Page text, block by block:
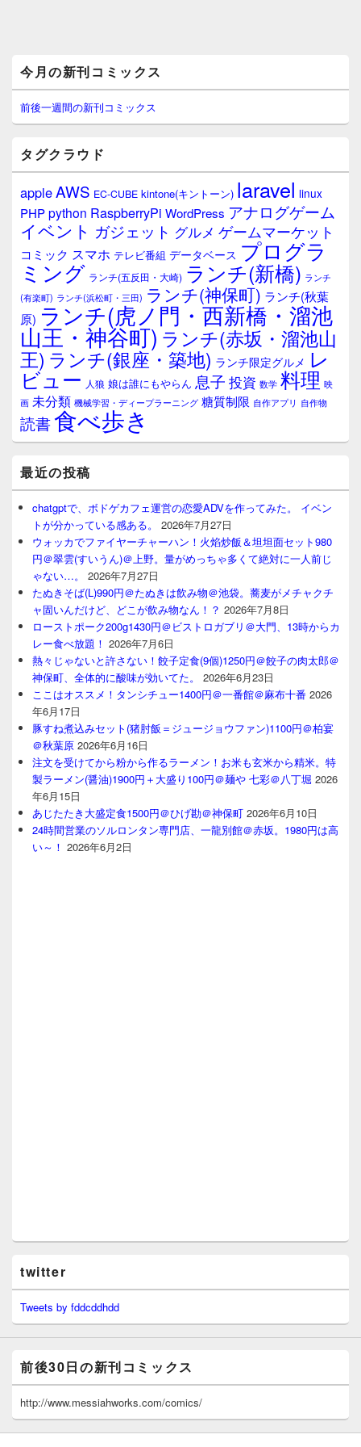
イ
ン
サ
イ
ウ
ィ
ジ
ェ
ア
今月の新刊コミックス
前後一週間の新刊コミックス
タグクラウド
appleAWS EC-CUBE kintone(キントーン) laravel linux
PHPpython RaspberryPi WordPress アナログゲーム
イベント ガジェット グルメ ゲームマーケット
コミック スマホ テレビ番組 データベース プログラ
ミング ランチ(五反田・大崎) ランチ(新橋) ランチ
(有楽町) ランチ(浜松町・三田) ランチ(神保町) ランチ(秋葉
原) ランチ(虎ノ門・西新橋・溜池
山王・神谷町) ランチ(赤坂・溜池山
王) ランチ(銀座・築地) ランチ限定グルメ レ
ビュー 人狼 娘は誰にもやらん 息子 投資 数学 料理 映
画 未分類 機械学習・ディープラーニング 糖質制限 自作アプリ 自作物
読書食べ歩き
最近の投稿
chatgptで、ボドゲカフェ運営の恋愛ADVを作ってみた。 イベン
トが分かっている感ある。
2026年7月27日
ウォッカでファイヤーチャーハン！火焰炒飯＆坦坦面セット980
円＠翠雲(すいうん)＠上野。量がめっちゃ多くて絶対に一人前じ
ゃない…。
2026年7月27日
たぬきそば(L)990円＠たぬきは飲み物＠池袋。蕎麦がメチャクチ
ャ固いんだけど、どこが飲み物なん！？ 2026年7月8日
ローストポーク200g1430円＠ビストロガブリ＠大門、13時からカ
レー食べ放題！ 2026年7月6日
熱々じゃないと許さない！餃子定食(9個)1250円＠餃子の肉太郎＠
神保町、全体的に酸味が効いてた。
2026年6月23日
ここはオススメ！タンシチュー1400円＠一番館＠麻布十番 2026
年6月17日
豚すね煮込みセット(猪肘飯＝ジュージョウファン)1100円＠柏宴
＠秋葉原 2026年6月16日
注文を受けてから粉から作るラーメン！お米も玄米から精米。特
製ラーメン(醤油)1900円＋大盛り100円＠麺や 七彩＠八丁堀 2026
年6月15日
あじたたき大盛定食1500円＠ひげ勘＠神保町 2026年6月10日
24時間営業のソルロンタン専門店、一龍別館＠赤坂。1980円は高
い～！ 2026年6月2日
twitter
Tweets by fddcddhdd
前後30日の新刊コミックス
http://www.messiahworks.com/comics/